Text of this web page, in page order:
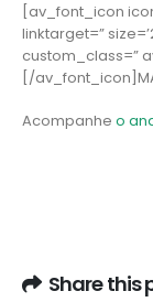
[av_font_icon
linktarget=”
custom_class=”
[/
Acompanhe o
Share this